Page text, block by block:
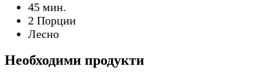
45 мин.
2 Порции
Лесно
Необходими продукти